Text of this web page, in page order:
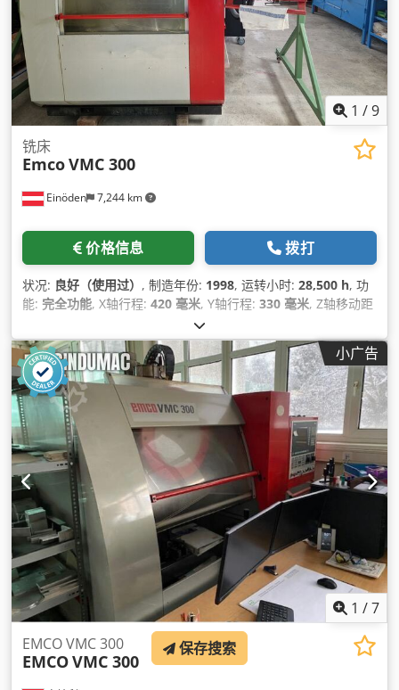
1 /9
Einöden 7,244 km
铣床
EmcoVMC 300
价格信息 拨打
状况: 良好（使用过） , 制造年份: 1998, 运转小时: 28,500 h, 功
能: 完全功能, X轴行程: 420 毫米, Y轴行程: 330 毫米, Z轴移动距
, 主轴速度（最大）:
小广告
1 /7
EMCO VMC 300
EMCOVMC 300
保存搜索